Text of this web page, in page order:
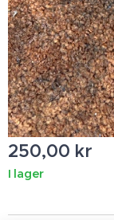
250,00 kr
I lager